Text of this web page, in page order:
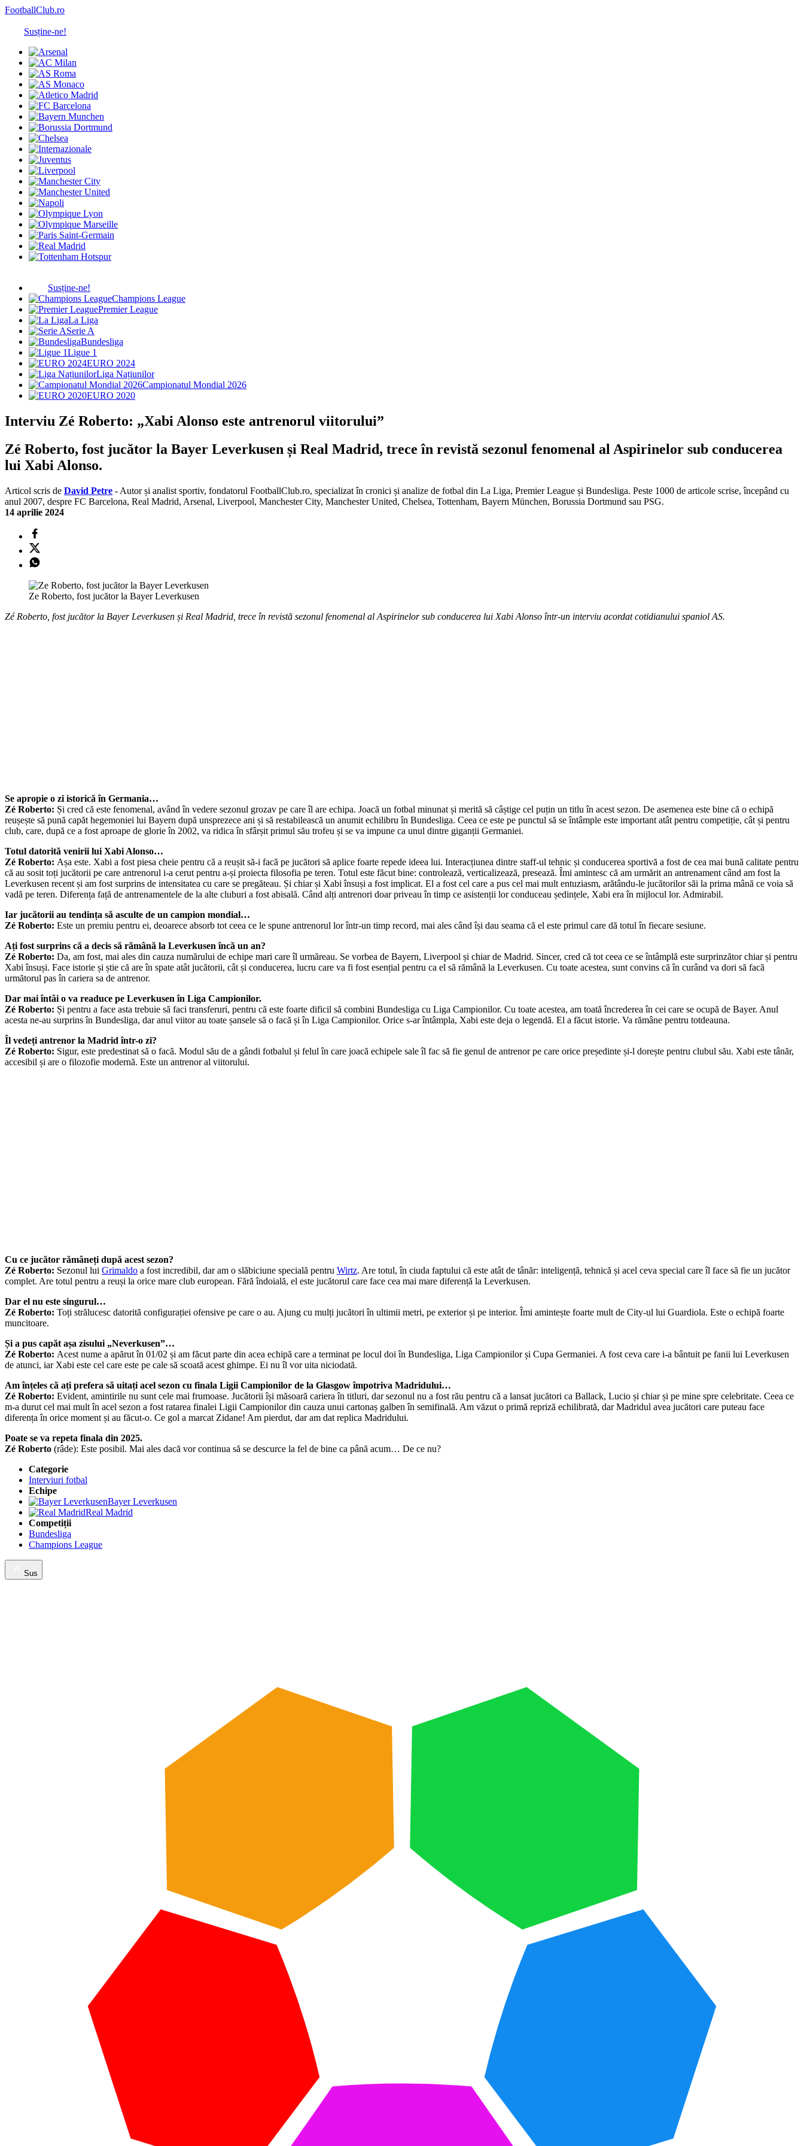
FootballClub.ro
Susține-ne!
Susține-ne!
Champions League
Premier League
La Liga
Serie A
Bundesliga
Ligue 1
EURO 2024
Liga Națiunilor
Campionatul Mondial 2026
EURO 2020
Interviu Zé Roberto: „Xabi Alonso este antrenorul viitorului”
Zé Roberto, fost jucător la Bayer Leverkusen și Real Madrid, trece în revistă sezonul fenomenal al Aspirinelor sub conducerea
lui Xabi Alonso.
Articol scris de David Petre - Autor și analist sportiv, fondatorul FootballClub.ro, specializat în cronici și analize de fotbal din La Liga, Premier League și Bundesliga. Peste 1000 de articole scrise, începând cu
anul 2007, despre FC Barcelona, Real Madrid, Arsenal, Liverpool, Manchester City, Manchester United, Chelsea, Tottenham, Bayern München, Borussia Dortmund sau PSG.
14 aprilie 2024
Ze Roberto, fost jucător la Bayer Leverkusen
Zé Roberto, fost jucător la Bayer Leverkusen și Real Madrid, trece în revistă sezonul fenomenal al Aspirinelor sub conducerea lui Xabi Alonso într-un interviu acordat cotidianului spaniol AS.
Se apropie o zi istorică în Germania…
Zé Roberto: Și cred că este fenomenal, având în vedere sezonul grozav pe care îl are echipa. Joacă un fotbal minunat și merită să câștige cel puțin un titlu în acest sezon. De asemenea este bine că o echipă
reușește să pună capăt hegemoniei lui Bayern după unsprezece ani și să restabilească un anumit echilibru în Bundesliga. Ceea ce este pe punctul să se întâmple este important atât pentru competiție, cât și pentru
club, care, după ce a fost aproape de glorie în 2002, va ridica în sfârșit primul său trofeu și se va impune ca unul dintre giganții Germaniei.
Totul datorită venirii lui Xabi Alonso…
Zé Roberto: Așa este. Xabi a fost piesa cheie pentru că a reușit să-i facă pe jucători să aplice foarte repede ideea lui. Interacțiunea dintre staff-ul tehnic și conducerea sportivă a fost de cea mai bună calitate pentru
că au sosit toți jucătorii pe care antrenorul i-a cerut pentru a-și proiecta filosofia pe teren. Totul este făcut bine: controlează, verticalizează, presează. Îmi amintesc că am urmărit an antrenament când am fost la
Leverkusen recent și am fost surprins de intensitatea cu care se pregăteau. Și chiar și Xabi însuși a fost implicat. El a fost cel care a pus cel mai mult entuziasm, arătându-le jucătorilor săi la prima mână ce voia să
vadă pe teren. Diferența față de antrenamentele de la alte cluburi a fost abisală. Când alți antrenori doar priveau în timp ce asistenții lor conduceau ședințele, Xabi era în mijlocul lor. Admirabil.
Iar jucătorii au tendința să asculte de un campion mondial…
Zé Roberto: Este un premiu pentru ei, deoarece absorb tot ceea ce le spune antrenorul lor într-un timp record, mai ales când își dau seama că el este primul care dă totul în fiecare sesiune.
Ați fost surprins că a decis să rămână la Leverkusen încă un an?
Zé Roberto: Da, am fost, mai ales din cauza numărului de echipe mari care îl urmăreau. Se vorbea de Bayern, Liverpool și chiar de Madrid. Sincer, cred că tot ceea ce se întâmplă este surprinzător chiar și pentru
Xabi însuși. Face istorie și știe că are în spate atât jucătorii, cât și conducerea, lucru care va fi fost esențial pentru ca el să rămână la Leverkusen. Cu toate acestea, sunt convins că în curând va dori să facă
următorul pas în cariera sa de antrenor.
Dar mai întâi o va readuce pe Leverkusen în Liga Campionilor.
Zé Roberto: Și pentru a face asta trebuie să faci transferuri, pentru că este foarte dificil să combini Bundesliga cu Liga Campionilor. Cu toate acestea, am toată încrederea în cei care se ocupă de Bayer. Anul
acesta ne-au surprins în Bundesliga, dar anul viitor au toate șansele să o facă și în Liga Campionilor. Orice s-ar întâmpla, Xabi este deja o legendă. El a făcut istorie. Va rămâne pentru totdeauna.
Îl vedeți antrenor la Madrid într-o zi?
Zé Roberto: Sigur, este predestinat să o facă. Modul său de a gândi fotbalul și felul în care joacă echipele sale îl fac să fie genul de antrenor pe care orice președinte și-l dorește pentru clubul său. Xabi este tânăr,
accesibil și are o filozofie modernă. Este un antrenor al viitorului.
Cu ce jucător rămâneți după acest sezon?
Zé Roberto: Sezonul lui Grimaldo a fost incredibil, dar am o slăbiciune specială pentru Wirtz. Are totul, în ciuda faptului că este atât de tânăr: inteligență, tehnică și acel ceva special care îl face să fie un jucător
complet. Are totul pentru a reuși la orice mare club european. Fără îndoială, el este jucătorul care face cea mai mare diferență la Leverkusen.
Dar el nu este singurul…
Zé Roberto: Toți strălucesc datorită configurației ofensive pe care o au. Ajung cu mulți jucători în ultimii metri, pe exterior și pe interior. Îmi amintește foarte mult de City-ul lui Guardiola. Este o echipă foarte
muncitoare.
Și a pus capăt așa zisului „Neverkusen”…
Zé Roberto: Acest nume a apărut în 01/02 și am făcut parte din acea echipă care a terminat pe locul doi în Bundesliga, Liga Campionilor și Cupa Germaniei. A fost ceva care i-a bântuit pe fanii lui Leverkusen
de atunci, iar Xabi este cel care este pe cale să scoată acest ghimpe. Ei nu îl vor uita niciodată.
Am înțeles că ați prefera să uitați acel sezon cu finala Ligii Campionilor de la Glasgow împotriva Madridului…
Zé Roberto: Evident, amintirile nu sunt cele mai frumoase. Jucătorii își măsoară cariera în titluri, dar sezonul nu a fost rău pentru că a lansat jucători ca Ballack, Lucio și chiar și pe mine spre celebritate. Ceea ce
m-a durut cel mai mult în acel sezon a fost ratarea finalei Ligii Campionilor din cauza unui cartonaș galben în semifinală. Am văzut o primă repriză echilibrată, dar Madridul avea jucători care puteau face
diferența în orice moment și au făcut-o. Ce gol a marcat Zidane! Am pierdut, dar am dat replica Madridului.
Poate se va repeta finala din 2025.
Zé Roberto (râde): Este posibil. Mai ales dacă vor continua să se descurce la fel de bine ca până acum… De ce nu?
Categorie
Interviuri fotbal
Echipe
Bayer Leverkusen
Real Madrid
Competiții
Bundesliga
Champions League
Sus